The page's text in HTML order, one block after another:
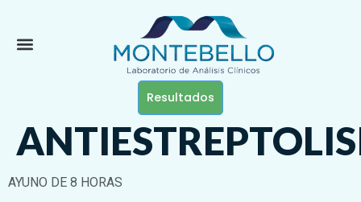
Resultados
AYUNO DE 8 HORAS